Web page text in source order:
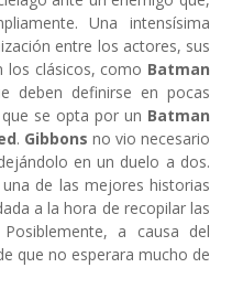
Una intensísima
entre los actores, sus
los clásicos, como Batman
deben definirse en pocas
se opta por un Batman
. Gibbons no vio necesario
en un duelo a dos.
de las mejores historias
a la hora de recopilar las
a causa del
que no esperara mucho de